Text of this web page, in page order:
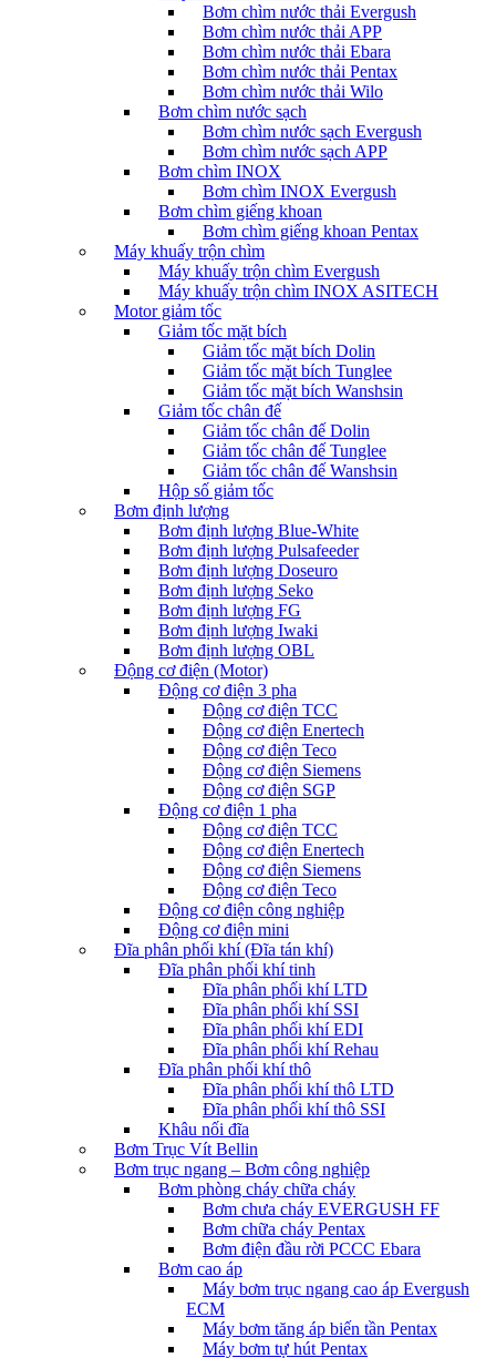
Bơm chìm nước thải Evergush
Bơm chìm nước thải APP
Bơm chìm nước thải Ebara
Bơm chìm nước thải Pentax
Bơm chìm nước thải Wilo
Bơm chìm nước sạch
Bơm chìm nước sạch Evergush
Bơm chìm nước sạch APP
Bơm chìm INOX
Bơm chìm INOX Evergush
Bơm chìm giếng khoan
Bơm chìm giếng khoan Pentax
Máy khuấy trộn chìm
Máy khuấy trộn chìm Evergush
Máy khuấy trộn chìm INOX ASITECH
Motor giảm tốc
Giảm tốc mặt bích
Giảm tốc mặt bích Dolin
Giảm tốc mặt bích Tunglee
Giảm tốc mặt bích Wanshsin
Giảm tốc chân đế
Giảm tốc chân đế Dolin
Giảm tốc chân đế Tunglee
Giảm tốc chân đế Wanshsin
Hộp số giảm tốc
Bơm định lượng
Bơm định lượng Blue-White
Bơm định lượng Pulsafeeder
Bơm định lượng Doseuro
Bơm định lượng Seko
Bơm định lượng FG
Bơm định lượng Iwaki
Bơm định lượng OBL
Động cơ điện (Motor)
Động cơ điện 3 pha
Động cơ điện TCC
Động cơ điện Enertech
Động cơ điện Teco
Động cơ điện Siemens
Động cơ điện SGP
Động cơ điện 1 pha
Động cơ điện TCC
Động cơ điện Enertech
Động cơ điện Siemens
Động cơ điện Teco
Động cơ điện công nghiệp
Động cơ điện mini
Đĩa phân phối khí (Đĩa tán khí)
Đĩa phân phối khí tinh
Đĩa phân phối khí LTD
Đĩa phân phối khí SSI
Đĩa phân phối khí EDI
Đĩa phân phối khí Rehau
Đĩa phân phối khí thô
Đĩa phân phối khí thô LTD
Đĩa phân phối khí thô SSI
Khâu nối đĩa
Bơm Trục Vít Bellin
Bơm trục ngang – Bơm công nghiệp
Bơm phòng cháy chữa cháy
Bơm chưa cháy EVERGUSH FF
Bơm chữa cháy Pentax
Bơm điện đầu rời PCCC Ebara
Bơm cao áp
Máy bơm trục ngang cao áp Evergush
ECM
Máy bơm tăng áp biến tần Pentax
Máy bơm tự hút Pentax